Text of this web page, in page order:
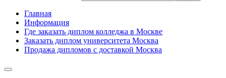
Главная
Информация
Где заказать диплом колледжа в Москве
Заказать диплом университета Москва
Продажа дипломов с доставкой Москва